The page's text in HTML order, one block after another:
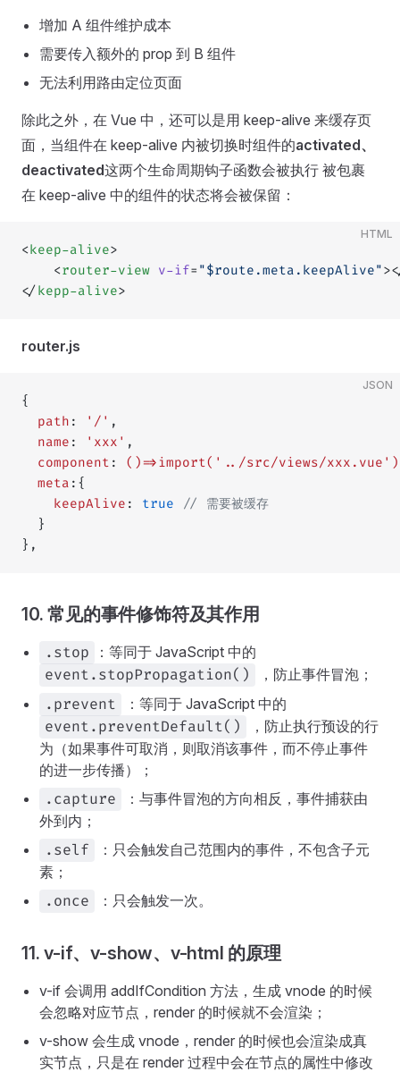
增加 A 组件维护成本
需要传入额外的 prop 到 B 组件
无法利用路由定位页面
除此之外，在 Vue 中，还可以是用 keep-alive 来缓存页
面，当组件在 keep-alive 内被切换时组件的activated、
deactivated这两个生命周期钩子函数会被执行 被包裹
在 keep-alive 中的组件的状态将会被保留：
HTML
<keep-alive>
	<
router-view v-if= "$route.meta.keepAlive"
</kepp-alive>
router.js
JSON
{
  path
: '/' ,
  name
: 'xxx' ,
  component
: ()=>import('../src/views/xxx.vue')
  meta
:{
    keepAlive
: true // 需要被缓存
  }
},
10. 常见的事件修饰符及其作用
.stop
：等同于 JavaScript 中的
event.stopPropagation()
，防止事件冒泡；
.prevent
：等同于 JavaScript 中的
event.preventDefault()
，防止执行预设的行
为（如果事件可取消，则取消该事件，而不停止事件
的进一步传播）；
.capture
：与事件冒泡的方向相反，事件捕获由
外到内；
.self
：只会触发自己范围内的事件，不包含子元
素；
.once
：只会触发一次。
11. v-if、v-show、v-html 的原理
v-if 会调用 addIfCondition 方法，生成 vnode 的时候
会忽略对应节点，render 的时候就不会渲染；
v-show 会生成 vnode，render 的时候也会渲染成真
实节点，只是在 render 过程中会在节点的属性中修改